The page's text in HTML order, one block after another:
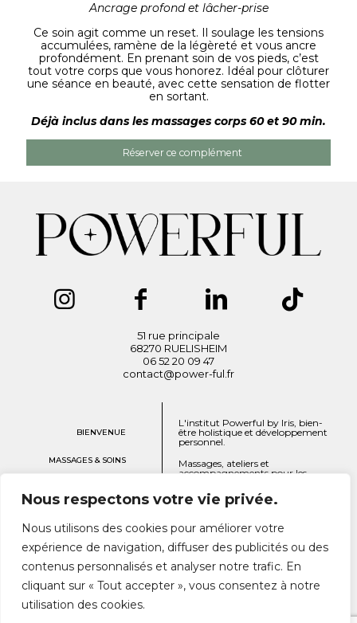
Nous respectons votre vie privée.
Nous utilisons des cookies pour améliorer votre
expérience de navigation, diffuser des publicités ou des
contenus personnalisés et analyser notre trafic. En
cliquant sur « Tout accepter », vous consentez à notre
utilisation des cookies.
Ancrage profond et lâcher-prise
Ce soin agit comme un reset. Il soulage les tensions
accumulées, ramène de la légèreté et vous ancre
profondément. En prenant soin de vos pieds, c’est
tout votre corps que vous honorez. Idéal pour clôturer
une séance en beauté, avec cette sensation de flotter
en sortant.
Déjà inclus dans les massages corps 60 et 90 min.
Réserver ce complément
51 rue principale
68270 RUELISHEIM
06 52 20 09 47
contact@power-ful.fr
BIENVENUE
MASSAGES & SOINS
ATELIERS
A PROPOS
L'institut Powerful by Iris, bien-
être holistique et développement
personnel.
Massages, ateliers et
accompagnements pour les
Ruelisheim et en ligne